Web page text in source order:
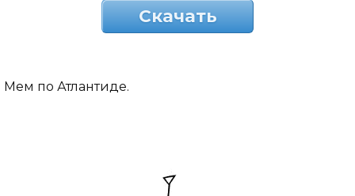
Скачать
Мем по Атлантиде.